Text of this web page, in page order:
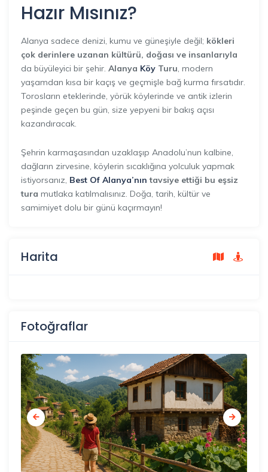
Hazır Mısınız?
Alanya sadece denizi, kumu ve güneşiyle değil; kökleri
çok derinlere uzanan kültürü, doğası ve insanlarıyla
da büyüleyici bir şehir. Alanya Köy Turu , modern
yaşamdan kısa bir kaçış ve geçmişle bağ kurma fırsatıdır.
Torosların eteklerinde, yörük köylerinde ve antik izlerin
peşinde geçen bu gün, size yepyeni bir bakış açısı
kazandıracak.
Şehrin karmaşasından uzaklaşıp Anadolu’nun kalbine,
dağların zirvesine, köylerin sıcaklığına yolculuk yapmak
istiyorsanız, Best Of Alanya’nın tavsiye ettiği bu eşsiz
tura mutlaka katılmalısınız. Doğa, tarih, kültür ve
samimiyet dolu bir günü kaçırmayın!
Harita
Fotoğraflar